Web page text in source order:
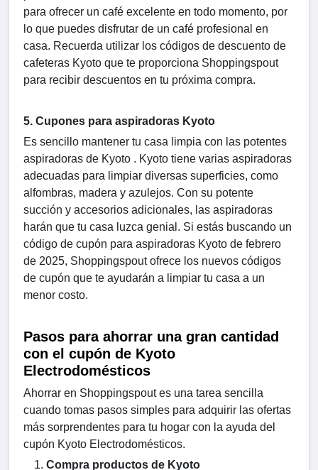
para ofrecer un café excelente en todo momento, por
lo que puedes disfrutar de un café profesional en
casa. Recuerda utilizar los códigos de descuento de
cafeteras Kyoto que te proporciona Shoppingspout
para recibir descuentos en tu próxima compra.
5. Cupones para aspiradoras Kyoto
Es sencillo mantener tu casa limpia con las potentes
aspiradoras de Kyoto . Kyoto tiene varias aspiradoras
adecuadas para limpiar diversas superficies, como
alfombras, madera y azulejos. Con su potente
succión y accesorios adicionales, las aspiradoras
harán que tu casa luzca genial. Si estás buscando un
código de cupón para aspiradoras Kyoto de febrero
de 2025, Shoppingspout ofrece los nuevos códigos
de cupón que te ayudarán a limpiar tu casa a un
menor costo.
Pasos para ahorrar una gran cantidad
con el cupón de Kyoto
Electrodomésticos
Ahorrar en Shoppingspout es una tarea sencilla
cuando tomas pasos simples para adquirir las ofertas
más sorprendentes para tu hogar con la ayuda del
cupón Kyoto Electrodomésticos.
Compra productos de Kyoto